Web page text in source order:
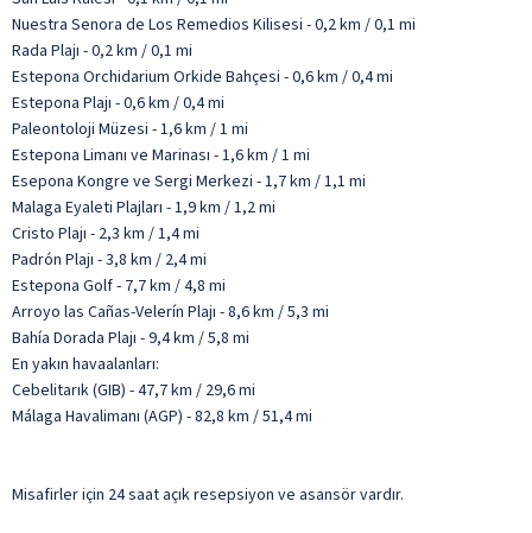
Nuestra Senora de Los Remedios Kilisesi - 0,2 km / 0,1 mi
Rada Plajı - 0,2 km / 0,1 mi
Estepona Orchidarium Orkide Bahçesi - 0,6 km / 0,4 mi
Estepona Plajı - 0,6 km / 0,4 mi
Paleontoloji Müzesi - 1,6 km / 1 mi
Estepona Limanı ve Marinası - 1,6 km / 1 mi
Esepona Kongre ve Sergi Merkezi - 1,7 km / 1,1 mi
Malaga Eyaleti Plajları - 1,9 km / 1,2 mi
Cristo Plajı - 2,3 km / 1,4 mi
Padrón Plajı - 3,8 km / 2,4 mi
Estepona Golf - 7,7 km / 4,8 mi
Arroyo las Cañas-Velerín Plajı - 8,6 km / 5,3 mi
Bahía Dorada Plajı - 9,4 km / 5,8 mi
En yakın havaalanları:
Cebelitarık (GIB) - 47,7 km / 29,6 mi
Málaga Havalimanı (AGP) - 82,8 km / 51,4 mi
Misafirler için 24 saat açık resepsiyon ve asansör vardır.